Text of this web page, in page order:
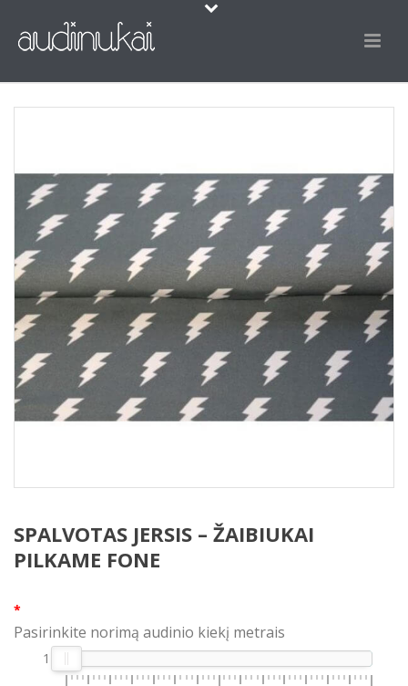
SPALVOTAS JERSIS – ŽAIBIUKAI
PILKAME FONE
*
Pasirinkite norimą audinio kiekį metrais
1